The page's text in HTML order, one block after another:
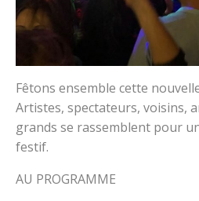
Fêtons ensemble cette
Artistes, spectateurs, voisins,
grands se rassemblent pour
festif.
AU PROGRAMME